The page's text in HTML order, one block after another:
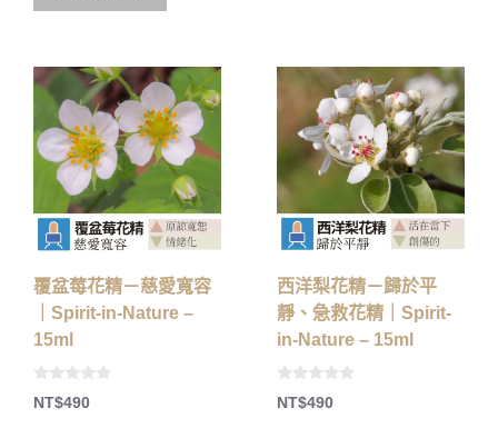
5
覆盆莓花精－慈愛寬容
｜Spirit-in-Nature –
15ml
0
oNT$490
西洋梨花精－歸於平
靜、急救花精｜Spirit-
in-Nature – 15ml
0
oNT$490